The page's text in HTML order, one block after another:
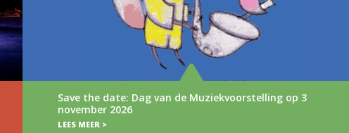
Muziekvoorstelling op 3
De nieuwe trailer van